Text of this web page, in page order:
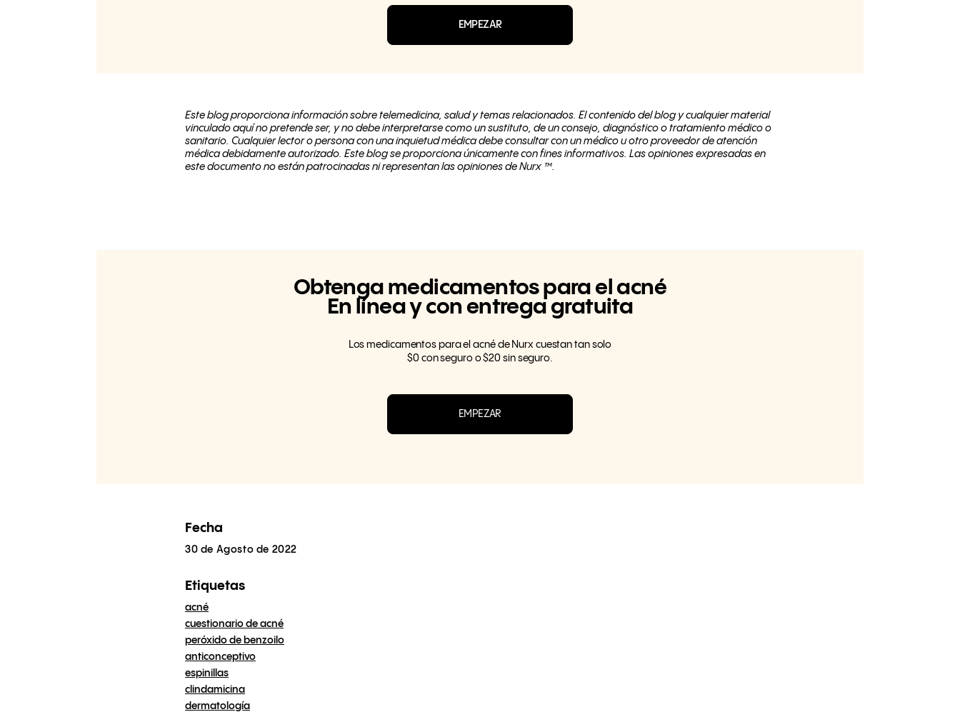
EMPEZAR
Este blog proporciona información sobre telemedicina, salud y temas relacionados. El contenido del blog y cualquier material
vinculado aquí no pretende ser, y no debe interpretarse como un sustituto, de un consejo, diagnóstico o tratamiento médico o
sanitario. Cualquier lector o persona con una inquietud médica debe consultar con un médico u otro proveedor de atención
médica debidamente autorizado. Este blog se proporciona únicamente con fines informativos. Las opiniones expresadas en
este documento no están patrocinadas ni representan las opiniones de Nurx ™.
Obtenga medicamentos para el acné
En línea y con entrega gratuita
Los medicamentos para el acné de Nurx cuestan tan solo
$0 con seguro o $20 sin seguro.
EMPEZAR
Fecha
30 de Agosto de 2022
Etiquetas
acné
cuestionario de acné
peróxido de benzoilo
anticonceptivo
espinillas
clindamicina
dermatología